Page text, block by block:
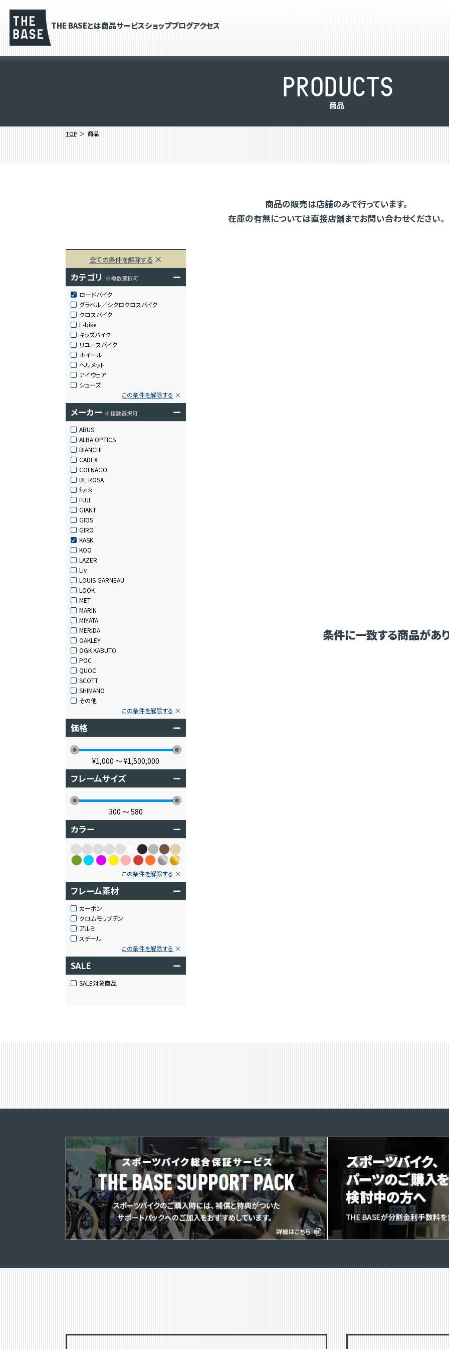
THE BASEとは商品サービスショップブログアクセス
PRODUCTS
商品
TOP 商品
商品の販売は店舗のみで行っています。
在庫の有無については直接店舗までお問い合わせください。
全ての条件を解除する
カテゴリ ※複数選択可 ー
ロードバイク
グラベル／シクロクロスバイク
クロスバイク
E-bike
キッズバイク
リユースバイク
ホイール
ヘルメット
アイウェア
シューズ
この条件を解除する
メーカー ※複数選択可 ー
ABUS
ALBA OPTICS
BIANCHI
CADEX
COLNAGO
DE ROSA
fizi:k
FUJI
GIANT
GIOS
GIRO
KASK
KOO
LAZER
Liv
LOUIS GARNEAU
LOOK
MET
MARIN
MIYATA
MERIDA
OAKLEY
OGK KABUTO
POC
QUOC
SCOTT
SHIMANO
その他
この条件を解除する
価格 ー
¥1,000 〜¥1,500,000
フレームサイズ ー
300 〜580
カラー ー
この条件を解除する
フレーム素材 ー
カーボン
クロムモリブデン
アルミ
スチール
この条件を解除する
SALE ー
SALE対象商品
条件に一致する商品があ